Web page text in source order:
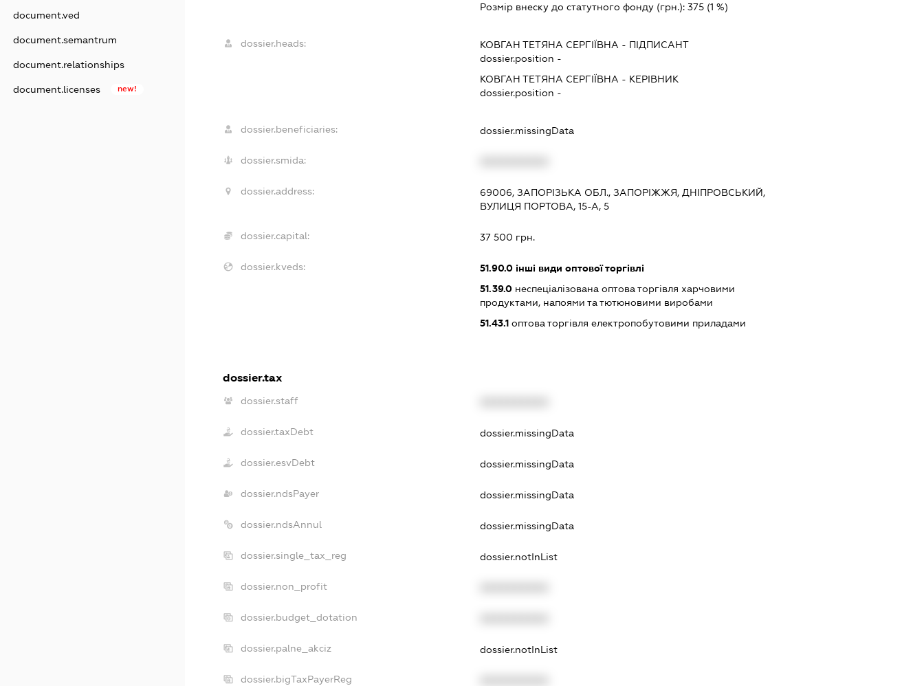
document.ved
document.semantrum
document.relationships
document.licenses new!
Розмір внеску до статутного фонду (грн.): 375(1 %)
dossier.heads: КОВГАН ТЕТЯНА СЕРГІЇВНА - ПІДПИСАНТ
dossier.position -
КОВГАН ТЕТЯНА СЕРГІЇВНА - КЕРІВНИК
dossier.position -
dossier.beneficiaries: dossier.missingData
dossier.smida:
dossier.address:
69006, ЗАПОРІЗЬКА ОБЛ., ЗАПОРІЖЖЯ, ДНІПРОВСЬКИЙ,
ВУЛИЦЯ ПОРТОВА, 15-А, 5
dossier.capital: 37 500 грн.
dossier.kveds: 51.90.0інші види оптової торгівлі
51.39.0неспеціалізована оптова торгівля харчовими
продуктами, напоями та тютюновими виробами
51.43.1оптова торгівля електропобутовими приладами
dossier.tax
dossier.staff
dossier.taxDebt dossier.missingData
dossier.esvDebt dossier.missingData
dossier.ndsPayer dossier.missingData
dossier.ndsAnnul dossier.missingData
dossier.single_tax_reg dossier.notInList
dossier.non_profit
dossier.budget_dotation
dossier.palne_akciz dossier.notInList
dossier.bigTaxPayerReg